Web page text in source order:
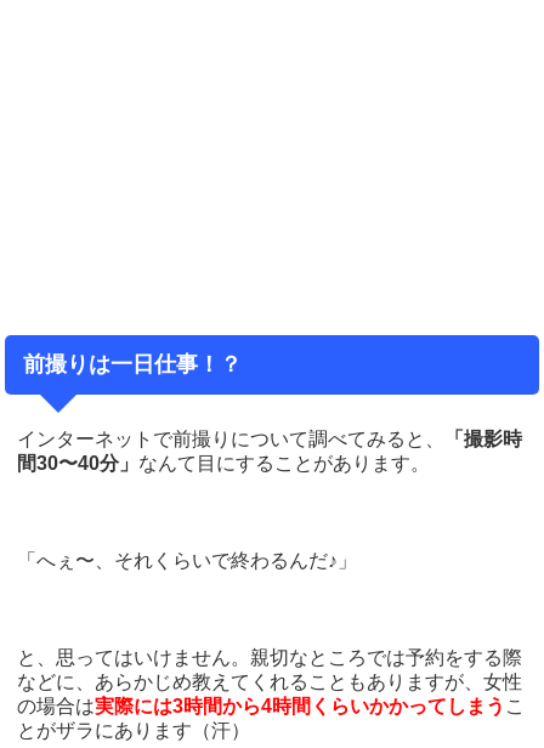
前撮りは一日仕事！？
インターネットで前撮りについて調べてみると、
「撮影時
間30〜40分」 なんて目にすることがあります。
「へぇ〜、それくらいで終わるんだ♪」
と、思ってはいけません。親切なところでは予約をする際
などに、あらかじめ教えてくれることもありますが、女性
の場合は実際には3時間から4時間くらいかかってしまう こ
とがザラにあります（汗）